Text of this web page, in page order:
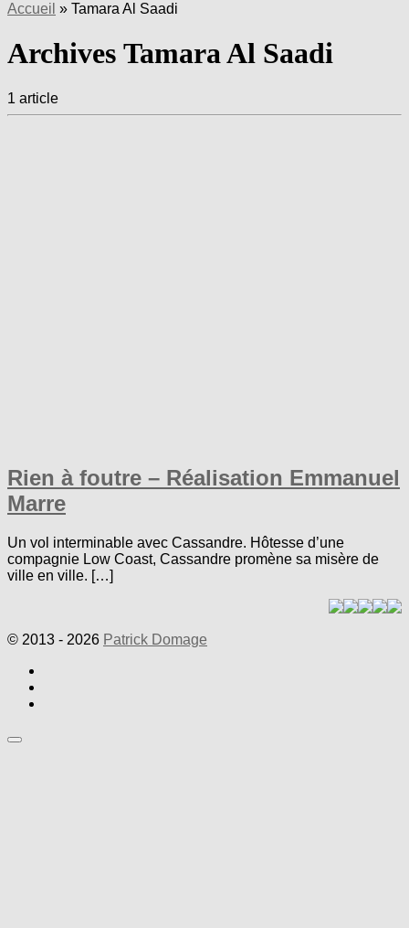
Accueil » Tamara Al Saadi
Archives Tamara Al Saadi
1 article
Rien à foutre – Réalisation Emmanuel
Marre
Un vol interminable avec Cassandre. Hôtesse d’une
compagnie Low Coast, Cassandre promène sa misère de
ville en ville. […]
© 2013 - 2026 Patrick Domage